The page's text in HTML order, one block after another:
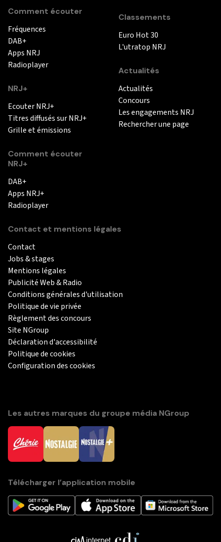
Comment écouter
Fréquences
DAB+
Apps NRJ
Radioplayer
NRJ+
Ecouter NRJ+
Titres diffusés sur NRJ+
Grille et émissions
Comment écouter
NRJ+
DAB+
Apps NRJ+
Radioplayer
Classements
Euro Hot 30
L'utratop NRJ
Actualités
Actualités
Concours
Les engagements NRJ
Rechercher une page
Contact et mentions légales
Contact
Jobs & stages
Mentions légales
Publicité Web & Radio
Conditions générales d'utilisation
Politique de vie privée
Règlement des concours
Site NGroup
Déclaration d'accessibilité
Politique de cookies
Configuration des cookies
Les autres marques du groupe média NGroup
Télécharger l’application mobile